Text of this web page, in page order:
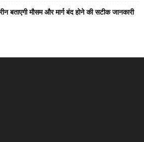
बताएगी मौसम और मार्ग बंद होने की सटीक जानकारी